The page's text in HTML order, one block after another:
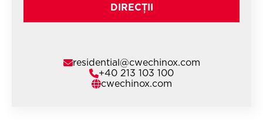
DIRECȚII
residential@cwechinox.com
+40 213 103 100
cwechinox.com